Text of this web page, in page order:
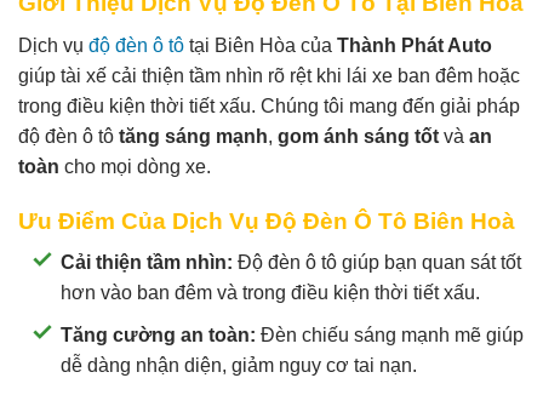
Dịch vụ độ đèn ô tô tại Biên Hòa của Thành Phát Auto
giúp tài xế cải thiện tầm nhìn rõ rệt khi lái xe ban đêm hoặc
trong điều kiện thời tiết xấu. Chúng tôi mang đến giải pháp
độ đèn ô tô tăng sáng mạnh, gom ánh sáng tốt và an
toàn cho mọi dòng xe.
Ưu Điểm Của Dịch Vụ Độ Đèn Ô Tô Biên Hoà
Cải thiện tầm nhìn: Độ đèn ô tô giúp bạn quan sát tốt
hơn vào ban đêm và trong điều kiện thời tiết xấu.
Tăng cường an toàn: Đèn chiếu sáng mạnh mẽ giúp
dễ dàng nhận diện, giảm nguy cơ tai nạn.